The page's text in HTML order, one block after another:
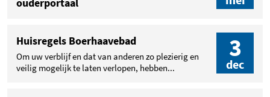
Huisregels Boerhaavebad
Om uw verblijf en dat van anderen zo plezierig en
veilig mogelijk te laten verlopen, hebben...
3
dec